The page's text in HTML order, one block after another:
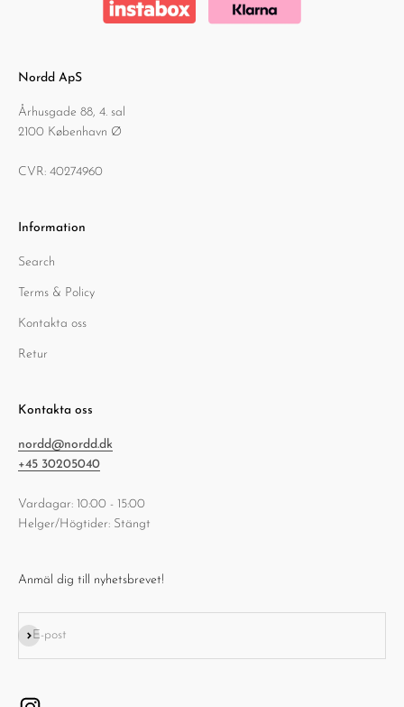
Nordd ApS
Århusgade 88, 4. sal
2100 København Ø
CVR: 40274960
Information
Search
Terms & Policy
Kontakta oss
Retur
Kontakta oss
nordd@nordd.dk
+45 30205040
Vardagar: 10:00 - 15:00
Helger/Högtider: Stängt
Anmäl dig till nyhetsbrevet!
E-post
Prenumerera